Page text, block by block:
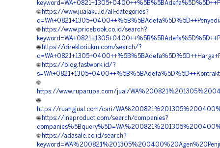
🌐 https://www.jualaku.id/all-categories?
🌐 https://www.pricebook.co.id/search?
🌐 https://direktoriukm.com/search/?
🌐 https://blog.fastwork.id/?
🌐
https://www.ruparupa.com/jual/
🌐
https://ruangjual.com/cari/
🌐 https://inaproduct.com/search/companies?
🌐 https://adasale.co.id/search?